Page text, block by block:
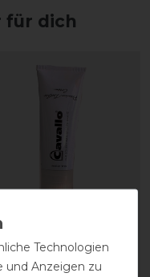
für dich
75 ml
Technologien
und Anzeigen zu